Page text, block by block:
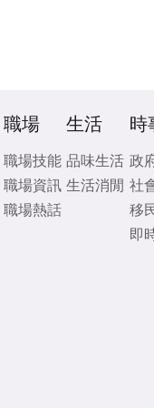
職場
職場技能
職場資訊
職場熱話
生活
品味生活
生活消閒
時
政
社
移
即